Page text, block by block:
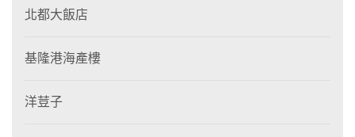
北都大飯店
基隆港海產樓
洋荳子